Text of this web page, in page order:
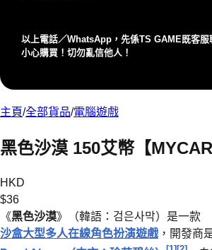
以上電話／WhatsApp，先係TS GAME既客服
⼩⼼購買！切勿亂信他⼈！
主頁/全部貨品/電腦遊戲
黑色沙漠 150艾幣【
HKD
$36
《黑色沙漠》（韓語： 검은사막）是一款
沙盒大型多人在線角色扮演遊戲 ，開發商